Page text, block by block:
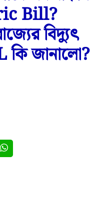
Bill?
বিদ্যুৎ
কি জানালো?